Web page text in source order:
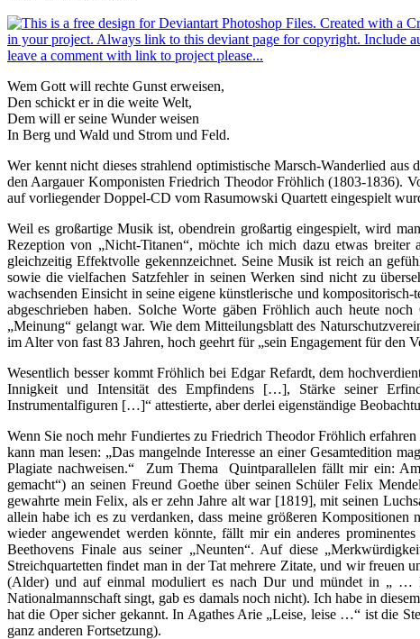
Wem Gott will rechte Gunst erweisen,
Den schickt er in die weite Welt,
Dem will er seine Wunder weisen
In Berg und Wald und Strom und Feld.
Wer kennt nicht dieses strahlend optimistische Marsch-Wanderlied
den Aargauer Komponisten Friedrich Theodor Fröhlich (1803-1836).
auf vorliegender Doppel-CD vom Rasumowski Quartett eingespielt
Weil es großartige Musik ist, obendrein großartig eingespielt, wird
Rezeption von „Nicht-Titanen“, möchte ich mich dazu etwas
gleichzeitig Effektvolle gekennzeichnet. Seine Musik ist reich an
sowie die vielfachen Satzfehler in seinen Werken sind nicht zu
wachsenden Einsicht in seine eigene künstlerische und
abgeschrieben haben. Solche Worte gäben Fröhlich auch heute
„Meinung“ gelangt war. Wie dem Mitteilungsblatt des
im Alter von fast 83 Jahren, hoch geehrt für „sein Engagement für
Wesentlich besser kommt Fröhlich bei Edgar Refardt, dem
Innigkeit und Intensität des Empfindens […], Stärke seiner
Instrumentalfiguren […]“ attestierte, aber derlei eigenständige
Wenn Sie noch mehr Fundiertes zu Friedrich Theodor Fröhlich
kann man lesen: „Das mangelnde Interesse an einer Gesamtedition
Plagiate nachweisen.“ Zum Thema Quintparallelen fällt mir ein:
gemacht“) an seinen Freund Goethe über seinen Schüler Felix
gewahrte mein Felix, als er zehn Jahre alt war [1819], mit seinen
allein habe ich es zu verdanken, dass meine größeren
wieder angewendet werden könnte, fällt mir ein anderes
Beethovens Finale aus seiner „Neunten“. Auf diese
Streichquartetten findet man in der Tat mehrere Zitate, und wir freuen
(Alder) und auf einmal moduliert es nach Dur und mündet in „ …
Nationalmannschaft singt, gab es damals noch nicht). Ich habe in
hat die Oper sicher gekannt. In Agathes Arie „Leise, leise …“ ist die
ganz anderen Fortsetzung).